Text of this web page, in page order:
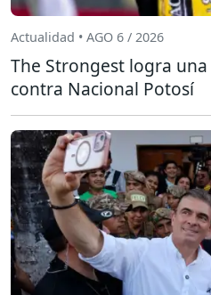
Actualidad • AGO 6 / 2026
The Strongest logra
contra Nacional Potosí